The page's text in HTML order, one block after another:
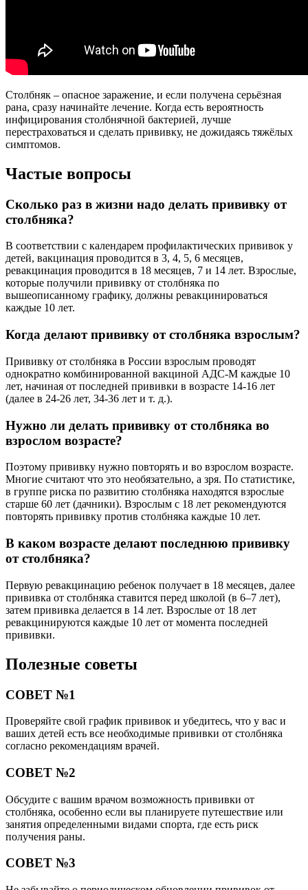
Столбняк – опасное заражение, и если получена серьёзная
рана, сразу начинайте лечение. Когда есть вероятность
инфицирования столбнячной бактерией, лучше
перестраховаться и сделать прививку, не дожидаясь тяжёлых
симптомов.
Частые вопросы
Сколько раз в жизни надо делать прививку от
столбняка?
В соответствии с календарем профилактических прививок у
детей, вакцинация проводится в 3, 4, 5, 6 месяцев,
ревакцинация проводится в 18 месяцев, 7 и 14 лет. Взрослые,
которые получили прививку от столбняка по
вышеописанному графику, должны ревакцинироваться
каждые 10 лет.
Когда делают прививку от столбняка взрослым?
Прививку от столбняка в России взрослым проводят
однократно комбинированной вакциной АДС-М каждые 10
лет, начиная от последней прививки в возрасте 14-16 лет
(далее в 24-26 лет, 34-36 лет и т. д.).
Нужно ли делать прививку от столбняка во
взрослом возрасте?
Поэтому прививку нужно повторять и во взрослом возрасте.
Многие считают что это необязательно, а зря. По статистике,
в группе риска по развитию столбняка находятся взрослые
старше 60 лет (дачники). Взрослым с 18 лет рекомендуются
повторять прививку против столбняка каждые 10 лет.
В каком возрасте делают последнюю прививку
от столбняка?
Первую ревакцинацию ребенок получает в 18 месяцев, далее
прививка от столбняка ставится перед школой (в 6–7 лет),
затем прививка делается в 14 лет. Взрослые от 18 лет
ревакцинируются каждые 10 лет от момента последней
прививки.
Полезные советы
СОВЕТ №1
Проверяйте свой график прививок и убедитесь, что у вас и
ваших детей есть все необходимые прививки от столбняка
согласно рекомендациям врачей.
СОВЕТ №2
Обсудите с вашим врачом возможность прививки от
столбняка, особенно если вы планируете путешествие или
занятия определенными видами спорта, где есть риск
получения раны.
СОВЕТ №3